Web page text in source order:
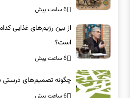
جراحان، چشم فرزندان خود
می‌کنند؟
6 ساعت پیش
از بین رژیم‌های غذایی
است؟‌
6 ساعت پیش
چگونه تصمیم‌های درستی
6 ساعت پیش